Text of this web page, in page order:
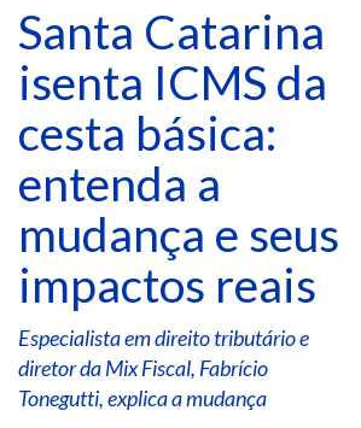
Santa Catarina
isenta ICMS da
cesta básica:
entenda a
mudança e seus
impactos reais
Especialista em direito tributário e
diretor da Mix Fiscal, Fabrício
Tonegutti, explica a mudança